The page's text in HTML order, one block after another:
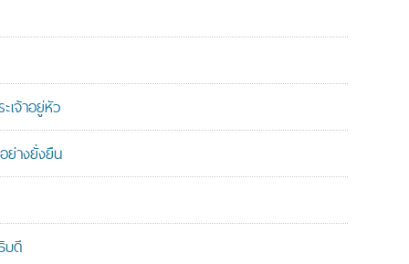
เจ้าอยู่หัว
ย่างยั่งยืน
บดี